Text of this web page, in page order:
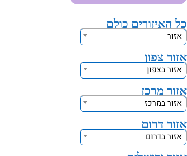
כל האיזורים כולם
אזור
אזור צפון
אזור בצפון
אזור מרכז
אזור במרכז
אזור דרום
אזור בדרום